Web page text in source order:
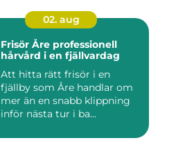
02. aug
Frisör Åre professionell
hårvård i en fjällvardag
Att hitta rätt frisör i en
fjällby som Åre handlar om
mer än en snabb klippning
inför nästa tur i ba...